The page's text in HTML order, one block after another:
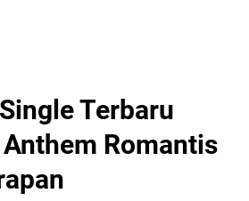
Terbaru
Romantis